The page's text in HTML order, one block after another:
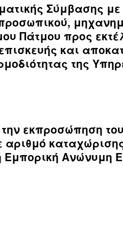
Σύμβασης με
Πάτμου προς
και
της
εκπροσώπηση
αριθμό
Ανώνυμη